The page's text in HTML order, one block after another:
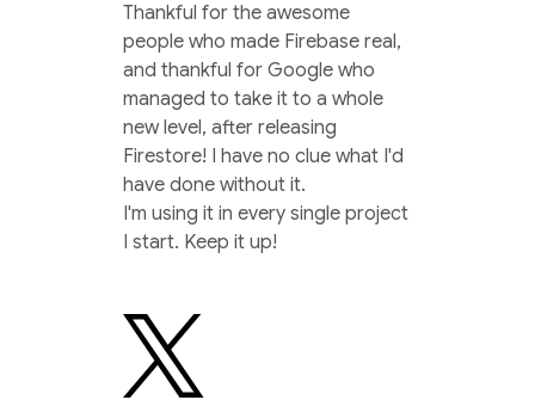
Thankful for the awesome
people who made Firebase real,
and thankful for Google who
managed to take it to a whole
new level, after releasing
Firestore! I have no clue what I'd
have done without it.
I'm using it in every single project
I start. Keep it up!